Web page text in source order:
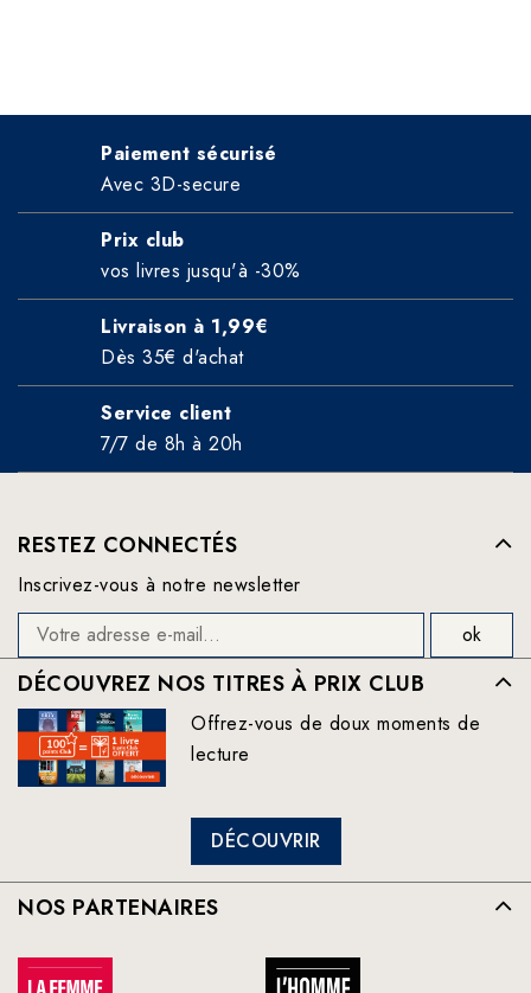
Paiement sécurisé
Avec 3D-secure
Prix club
vos livres jusqu'à -30%
Livraison à 1,99€
Dès 35€ d'achat
Service client
7/7 de 8h à 20h
RESTEZ CONNECTÉS
Inscrivez-vous à notre newsletter
DÉCOUVREZ NOS TITRES À PRIX CLUB
Offrez-vous de doux moments de
lecture
DÉCOUVRIR
NOS PARTENAIRES